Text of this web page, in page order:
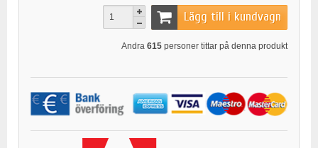
Lägg till i kundvagn
Andra 615 personer tittar på denna produkt